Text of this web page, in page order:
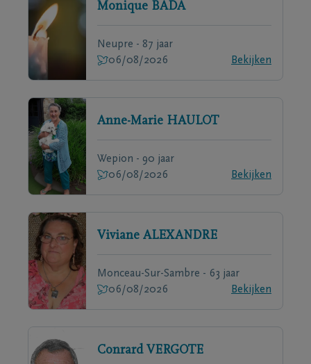
Monique BADA
Neupre - 87 jaar
06/08/2026
Bekijken
Anne-Marie HAULOT
Wepion - 90 jaar
06/08/2026
Bekijken
Viviane ALEXANDRE
Monceau-Sur-Sambre - 63 jaar
06/08/2026
Bekijken
Conrard VERGOTE